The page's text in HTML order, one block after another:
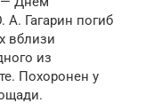
А. Гагарин погиб
вблизи
из
Похоронен у